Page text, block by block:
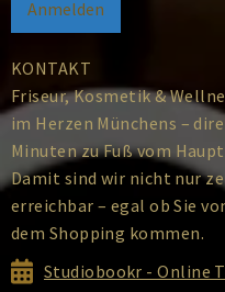
KONTAKT
Friseur, Kosmetik &
im Herzen Münchens –
Minuten zu Fuß vom
Damit sind wir nicht nur
erreichbar – egal ob Sie
dem Shopping kommen.
Studiobookr - Online